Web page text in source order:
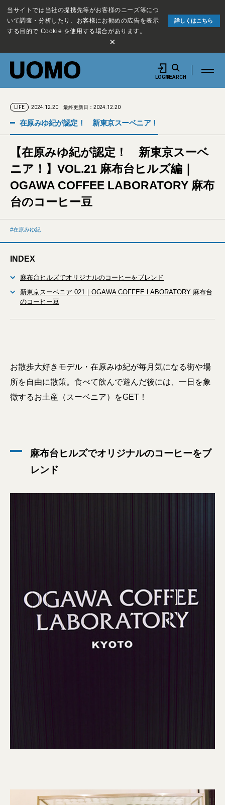
当サイトでは当社の提携先等がお客様のニーズ等につ
いて調査・分析したり、お客様にお勧めの広告を表示
する目的で Cookie を使用する場合があります。
詳しくはこちら
×
LOGINSEARCH
LIFE 2024.12.20 最終更新日：2024.12.20
在原みゆ紀が認定！ 新東京スーベニア！
【在原みゆ紀が認定！ 新東京スーベ
ニア！】VOL.21 麻布台ヒルズ編｜
OGAWA COFFEE LABORATORY 麻布
台のコーヒー豆
在原みゆ紀
INDEX
麻布台ヒルズでオリジナルのコーヒーをブレンド
新東京スーベニア 021｜OGAWA COFFEE LABORATORY 麻布台
のコーヒー豆
お散歩大好きモデル・在原みゆ紀が毎月気になる街や場
所を自由に散策。食べて飲んで遊んだ後には、一日を象
徴するお土産（スーベニア）をGET！
麻布台ヒルズでオリジナルのコーヒーをブ
レンド